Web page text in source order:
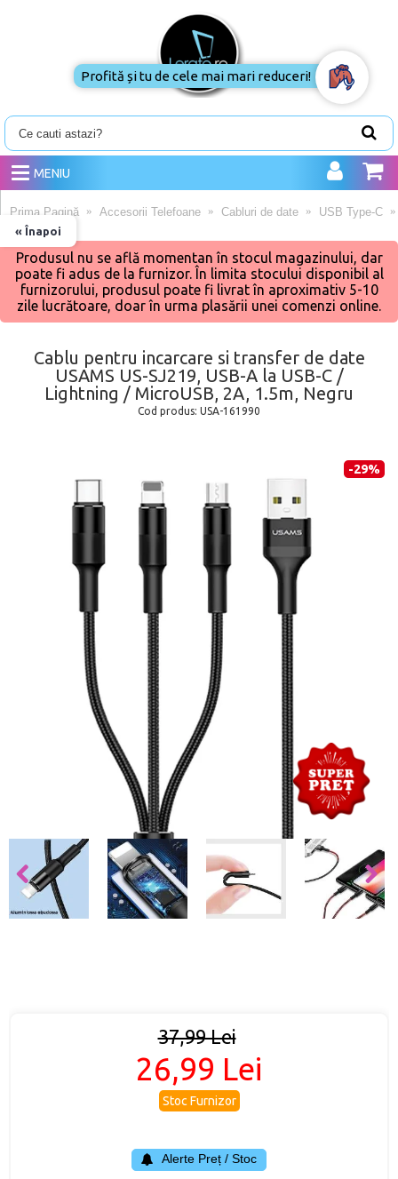
MENIU
« Înapoi
Prima Pagină Accesorii Telefoane Cabluri de date USB Type-C
Produsul nu se află momentan în stocul magazinului, dar
poate fi adus de la furnizor. În limita stocului disponibil al
furnizorului, produsul poate fi livrat în aproximativ 5-10
zile lucrătoare, doar în urma plasării unei comenzi online.
Cablu pentru incarcare si transfer de date
USAMS US-SJ219, USB-A la USB-C /
Lightning / MicroUSB, 2A, 1.5m, Negru
Cod produs: USA-161990
-29%
37,99 Lei
26,99 Lei
Stoc Furnizor
Alerte Preț / Stoc
Profită și tu de cele mai mari reduceri!